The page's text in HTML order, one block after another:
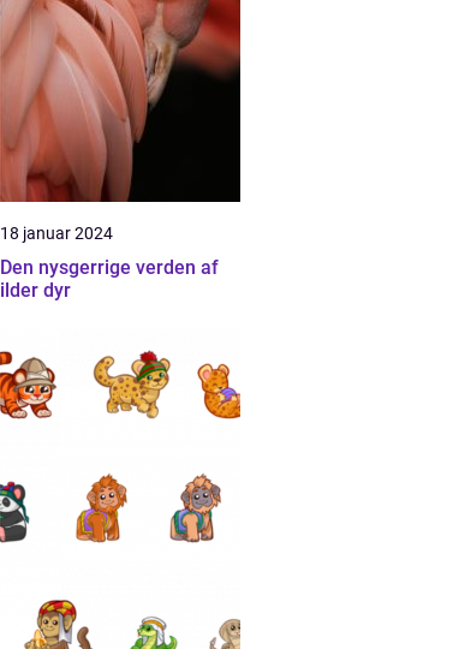
18 januar 2024
Den nysgerrige verden af
ilder dyr